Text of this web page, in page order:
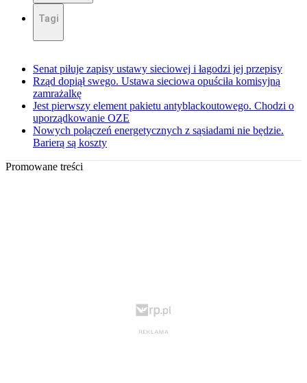
Tagi
Senat piłuje zapisy ustawy sieciowej i łagodzi jej przepisy
Rząd dopiął swego. Ustawa sieciowa opuściła komisyjną
zamrażalkę
Jest pierwszy element pakietu antyblackoutowego. Chodzi o
uporządkowanie OZE
Nowych połączeń energetycznych z sąsiadami nie będzie.
Barierą są koszty
Promowane treści